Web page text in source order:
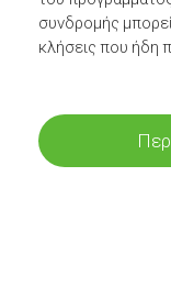
συνδρομής
κλήσεις που ήδη